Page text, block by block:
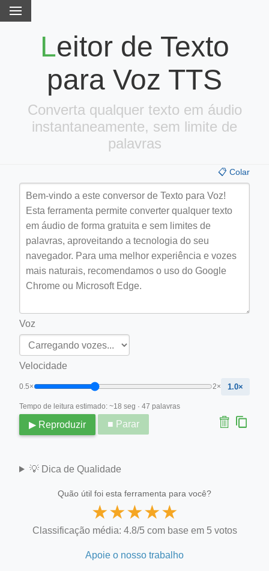
Leitor de Texto
para Voz TTS
Converta qualquer texto em áudio
instantaneamente, sem limite de
palavras
📋 Colar
Voz
Velocidade
0.5× 2× 1.0×
Tempo de leitura estimado: ~18 seg · 47 palavras
▶ Reproduzir ■ Parar
💡 Dica de Qualidade
Quão útil foi esta ferramenta para você?
★★★★★
Classificação média: 4.8/5 com base em 5 votos
Apoie o nosso trabalho